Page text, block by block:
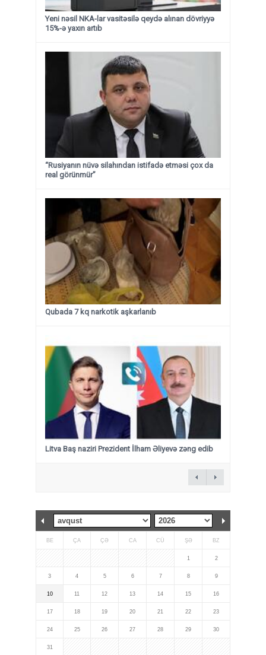
Yeni nəsil NKA-lar vasitəsilə qeydə alınan dövriyyə
15%-ə yaxın artıb
“Rusiyanın nüvə silahından istifadə etməsi çox da
real görünmür”
Qubada 7 kq narkotik aşkarlanıb
Litva Baş naziri Prezident İlham Əliyevə zəng edib
BE ÇA ÇƏ CA CÜ ŞƏ BZ
1 2
3 4 5 6 7 8 9
10 11 12 13 14 15 16
17 18 19 20 21 22 23
24 25 26 27 28 29 30
31